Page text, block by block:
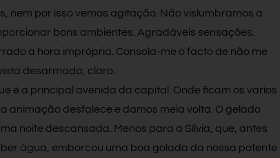
nem por isso vemos agitação. Não vislumbramos a
bons ambientes. Agradáveis sensações.
a hora imprópria. Consola-me o facto de não me
desarmada, claro.
é a principal avenida da capital. Onde ficam os vários
animação desfalece e damos meia volta. O gelado
noite descansada. Menos para a Sílvia, que, antes
água, emborcou uma boa golada da nossa potente